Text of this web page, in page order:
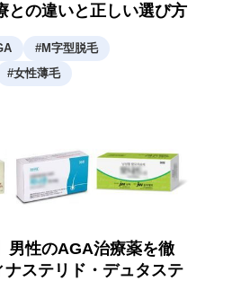
との違いと正しい選び方
#M字型脱毛
#女性薄毛
男性のAGA治療薬を徹
ナステリド・デュタステ